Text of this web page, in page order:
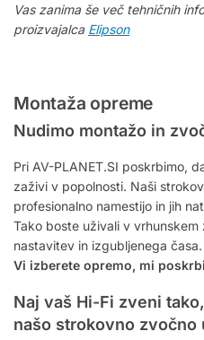
Vas zanima še več tehničnih
proizvajalca Elipson
Montaža opreme
Nudimo montažo in
Pri AV-PLANET.SI poskrbimo,
zaživi v popolnosti. Naši
profesionalno namestijo in jih
Tako boste uživali v
nastavitev in izgubljenega časa.
Vi izberete opremo, mi
Naj vaš Hi-Fi zveni
našo strokovno